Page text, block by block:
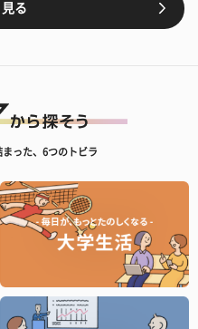
る
った、6つのトビラ